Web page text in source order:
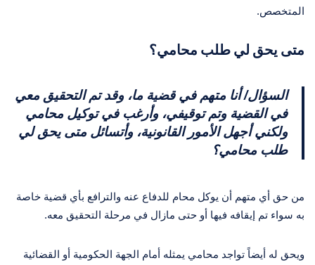
المتخصص.
متى يحق لي طلب محامي؟
السؤال/ أنا متهم في قضية ما، وقد تم التحقيق معي
في القضية وتم توقيفي، وأرغب في توكيل محامي
ولكني أجهل الأمور القانونية، وأتسائل متى يحق لي
طلب محامي؟
من حق أي متهم أن يوكل محام للدفاع عنه والترافع بأي قضية خاصة
به سواء تم إيقافه فيها أو حتى مازال في مرحلة التحقيق معه.
ويحق له أيضاً تواجد محامي يمثله أمام الجهة الحكومية أو القضائية